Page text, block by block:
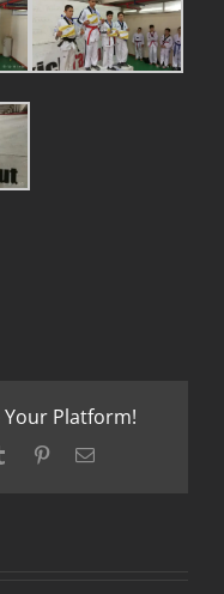
Your Platform!
Tumblr PinterestEmail